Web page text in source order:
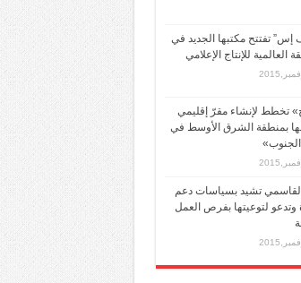
إس” تفتتح مكتبها الجديد في
العالمية للإنتاج الإعلامي
تخطط لإنشاء مقرّ إقليمي
بمنطقة الشرق الأوسط في
تشيد بسياسات دعم
وتدعو لتوعيتها بفرص العمل